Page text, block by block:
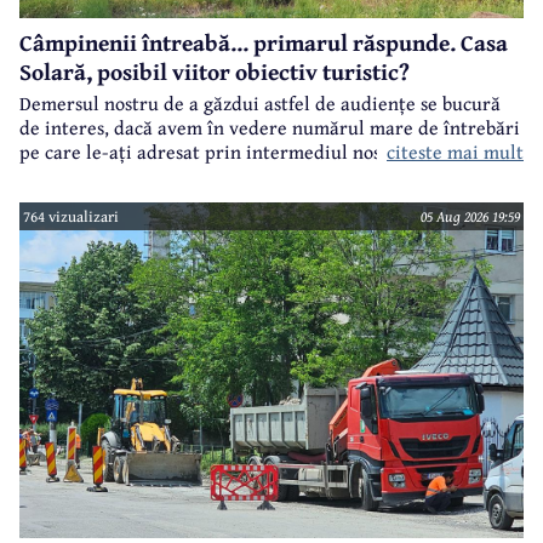
Câmpinenii întreabă... primarul răspunde. Casa
Solară, posibil viitor obiectiv turistic?
Demersul nostru de a găzdui astfel de audiențe se bucură
de interes, dacă avem în vedere numărul mare de întrebări
pe care le-ați adresat prin intermediul nostru primarului
citeste mai mult
764 vizualizari 05 Aug 2026 19:59